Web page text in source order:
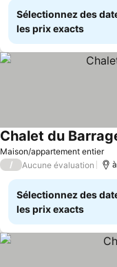
Sélectionnez des
les prix exacts
Maison/appartement entier
Chalet du
/ Aucune évaluation
Sélectionnez des
les prix exacts